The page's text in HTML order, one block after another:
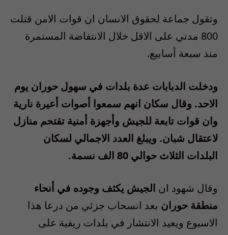
وتقول جماعة لحقوق الانسان ان قوات الامن قتلت
800 مدني على الاقل خلال الانتفاضة المستمرة
منذ سبعة أسابيع.
ودخلت الدبابات عدة بلدات في سهول حوران يوم
الاحد. وقال سكان انهم سمعوا أصوات أعيرة نارية
وان قوات تابعة للجيش وأجهزة أمنية تقتحم منازل
لاعتقال شبان. ويبلغ العدد الاجمالي لسكان
البلدات الثلاث حوالي 80 الف نسمة.
وقال شهود ان الجيش يكثف وجوده في أنحاء
منطقة حوران بعد انسحاب جزئي من درعا هذا
الاسبوع ويعيد الانتشار في بلدات ريفية على